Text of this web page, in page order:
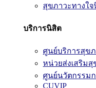
สุขภาวะทางใ
บริการนิสิต
ศูนย์บริการสุข
หน่วยส่งเสริม
ศูนย์นวัตกรรมก
CUVIP